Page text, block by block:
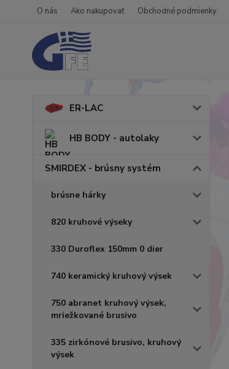
O nás Ako nakupovať Obchodné podmienky
ER-LAC
HB BODY - autolaky
SMIRDEX - brúsny systém
brúsne hárky
820 kruhové výseky
330 Duroflex 150mm 0 dier
740 keramický kruhový výsek
750 abranet kruhový výsek,
mriežkované brusivo
335 zirkónové brusivo, kruhový
výsek